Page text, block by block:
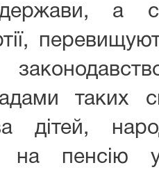
держави, а
таких
дітей,
на пенсію